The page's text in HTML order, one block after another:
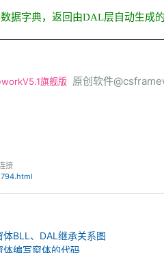
据字典，返回由DAL层自动生成
旗舰版 原创软件
接
BLL、DAL继承关系图
编写窗体的代码